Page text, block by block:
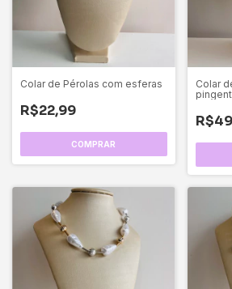
Colar de Pérolas com esferas
R$22,99
Colar